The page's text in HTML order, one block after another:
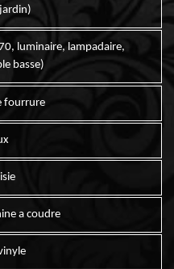
luminaire, lampadaire,
basse)
fourrure
a coudre